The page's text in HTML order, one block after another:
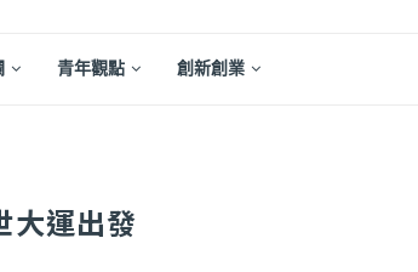
青年觀點 創新創業
大運出發